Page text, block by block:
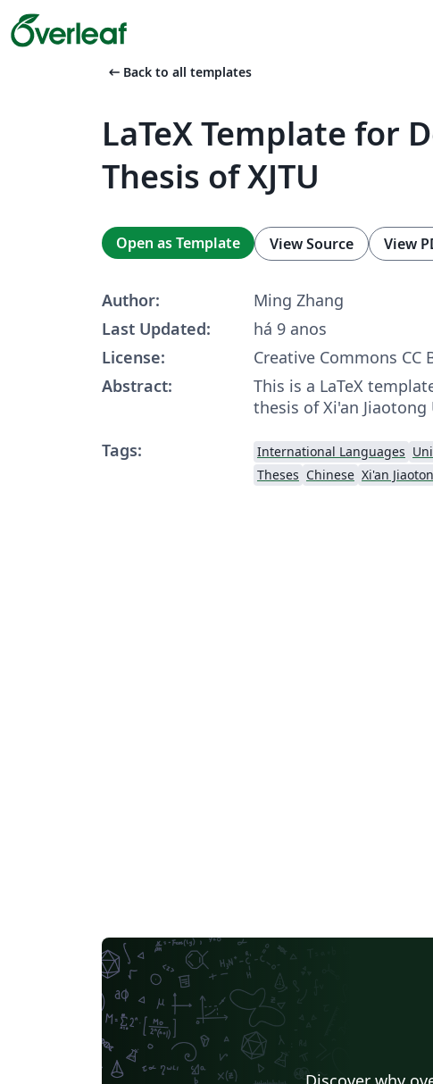
arrow_left_alt Back to all templates
LaTeX Template for
Thesis of XJTU
Open as Template View Source View
Author:
Ming Zhang
Last Updated:
há 9 anos
License:
Creative Commons CC
Abstract:
This is a LaTeX
thesis of Xi'an Jiaotong
Tags:
International Languages
Theses Chinese Xi'an